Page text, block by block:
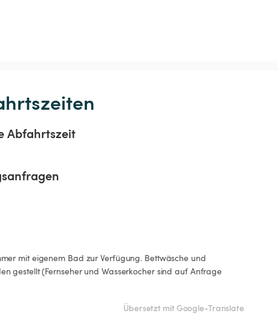
Abfahrtszeit
mit eigenem Bad zur Verfügung. Bettwäsche und
gestellt (Fernseher und Wasserkocher sind auf Anfrage
Übersetzt mit Google-Translate